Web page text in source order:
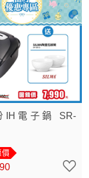
IH電子鍋 SR-
價